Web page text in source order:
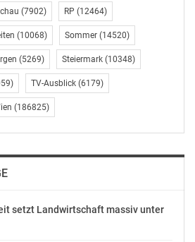
Maier (BS). Ebenfalls stellt die
18/18 aktiven
wir mit Laura Bayer (BMHS,
Mandat in der LSV Vorarlberg.
Bundesschulsprecherin
Amt an eine Person aus den
ein Jahr der besonderen Art
Bundesschülervertretung.
(7902) RP (12464)
(10068) Sommer (14520)
(5269) Steiermark (10348)
TV-Ausblick (6179)
(186825)
setzt Landwirtschaft massiv unter